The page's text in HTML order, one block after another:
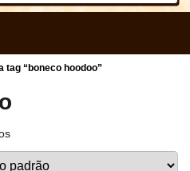
tag “boneco hoodoo”